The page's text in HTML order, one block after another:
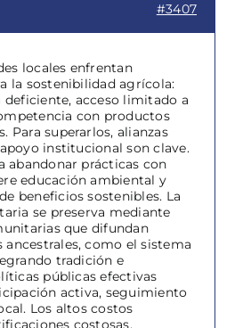
#3407
locales enfrentan
la sostenibilidad agrícola:
acceso limitado a
con productos
Para superarlos, alianzas
institucional son clave.
abandonar prácticas con
educación ambiental y
beneficios sostenibles. La
se preserva mediante
que difundan
como el sistema
tradición e
públicas efectivas
activa, seguimiento
Los altos costos
costosas,